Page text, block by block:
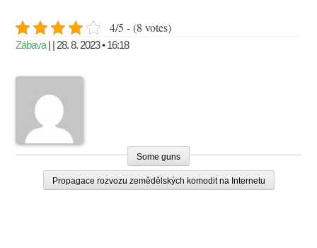
4/5 - (8 votes)
Zábava| | 28. 8. 2023 • 16:18
Some guns
Propagace rozvozu zemědělských komodit na Internetu